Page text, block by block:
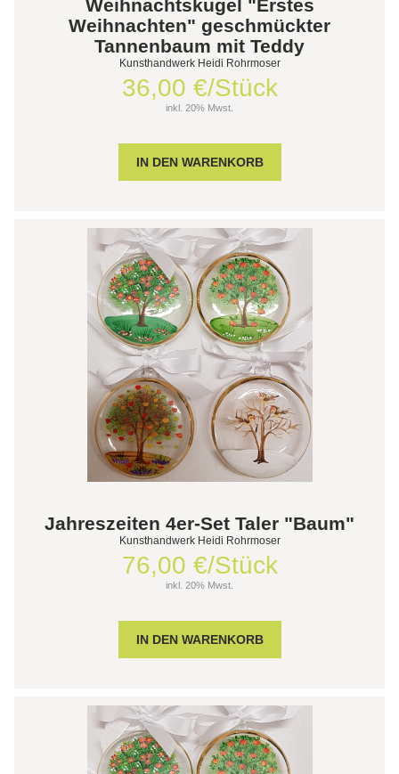
Weihnachtskugel "Erstes
Weihnachten" geschmückter
Tannenbaum mit Teddy
Kunsthandwerk Heidi Rohrmoser
36,00 €/Stück
inkl. 20% Mwst.
Jahreszeiten 4er-Set Taler "Baum"
Kunsthandwerk Heidi Rohrmoser
76,00 €/Stück
inkl. 20% Mwst.